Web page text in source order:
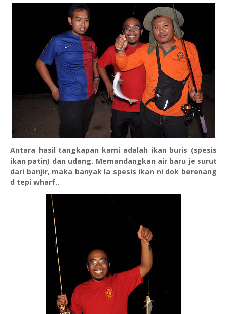
Antara hasil tangkapan kami adalah ikan buris (spesis
ikan patin) dan udang. Memandangkan air baru je surut
dari banjir, maka banyak la spesis ikan ni dok berenang
d tepi wharf..